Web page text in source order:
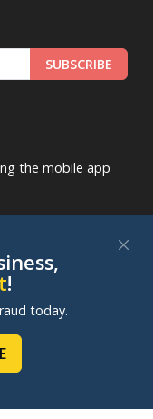
!
today.
SUBSCRIBE
the mobile app
Reserved.
Notice
on our
you consent to
Cookie Policy
ACCEPT COOKIES